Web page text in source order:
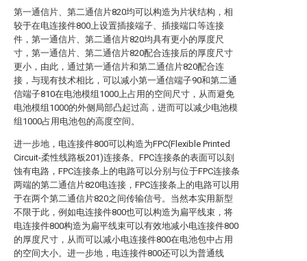
第一通信片、第二通信片820均可以构造为片状结构，相
较于在电连接件800上设置插接端子、插接端口等连接
件，第一通信片、第二通信片820均具有更小的厚度尺
寸，第一通信片、第二通信片820配合连接后的厚度尺寸
更小，由此，通过第一通信片和第二通信片820配合连
接，与现有技术相比，可以减小第一通信端子90和第二通
信端子810在电池模组1000上占用的空间尺寸，从而避免
电池模组1000的外侧局部凸起过高，进而可以减少电池模
组1000占用电池包的高度空间。
进一步地，电连接件800可以构造为FPC(Flexible Printed
Circuit-柔性线路板201)连接条。FPC连接条的表面可以刻
蚀有电路，FPC连接条上的电路可以分别与位于FPC连接条
两端的第二通信片820电连接，FPC连接条上的电路可以用
于在两个第二通信片820之间传输信号。当然本实用新型
不限于此，例如电连接件800也可以构造为扁平线束，将
电连接件800构造为扁平线束可以有效地减小电连接件800
的厚度尺寸，从而可以减小电连接件800在电池包中占用
的空间大小。进一步地，电连接件800还可以为普通线